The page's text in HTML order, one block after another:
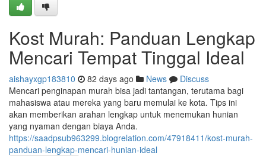
Kost Murah: Panduan Lengkap
Mencari Tempat Tinggal Ideal
aishayxgp183810 82 days ago News
Discuss
Mencari penginapan murah bisa jadi tantangan, terutama bagi
mahasiswa atau mereka yang baru memulai ke kota. Tips ini
akan memberikan arahan lengkap untuk menemukan hunian
yang nyaman dengan biaya Anda.
https://saadpsub963299.blogrelation.com/47918411/kost-murah-
panduan-lengkap-mencari-hunian-ideal